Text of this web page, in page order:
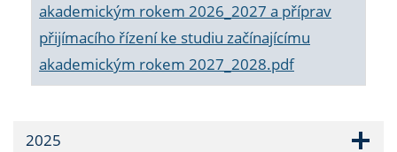
akademickým rokem 2026_2027 a příprav
přijímacího řízení ke studiu začínajícímu
akademickým rokem 2027_2028.pdf
2025